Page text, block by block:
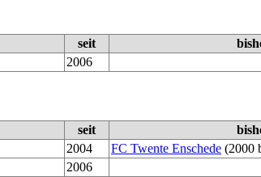
seit
2006
seit
2004 FC Twente Enschede (2000
2006